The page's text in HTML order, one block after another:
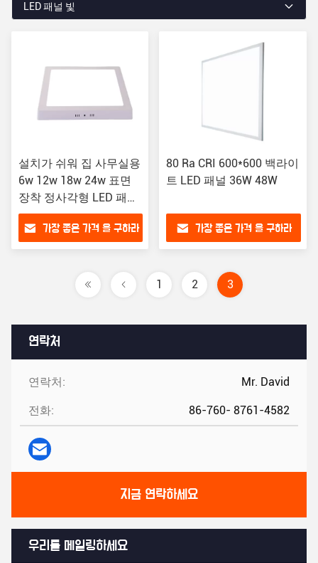
연락처
연락처: Mr. David
전화: 86-760- 8761-4582
지금 연락하세요
우리를 메일링하세요
LED 패널 빛
설치가 쉬워 집 사무실용
6w 12w 18w 24w 표면
장착 정사각형 LED 패널
라이트
가장 좋은 가격 을 구하라
80 Ra CRI 600*600 백라이
트 LED 패널 36W 48W
가장 좋은 가격 을 구하라
1 2 3